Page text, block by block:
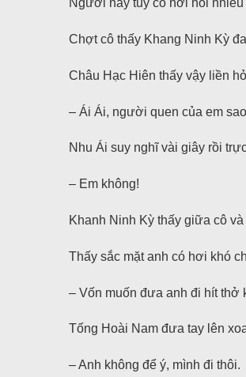
Người này tuy có hơi nói
Chợt cô thấy Khang Ninh Kỳ
Châu Hạc Hiên thấy vậy liền
– Ái Ái, người quen của em
Nhu Ái suy nghĩ vài giây rồi
– Em không!
Khanh Ninh Kỳ thấy giữa cô
Thấy sắc mặt anh có hơi khó
– Vốn muốn đưa anh đi hít thở
Tống Hoài Nam đưa tay lên
– Anh không để ý, mình đi thôi.